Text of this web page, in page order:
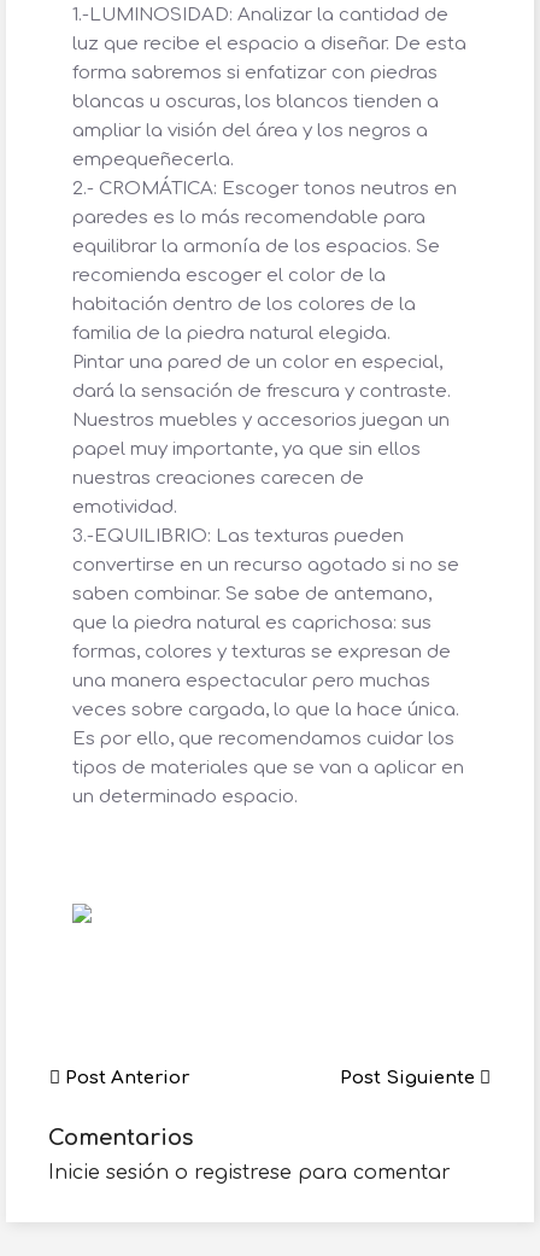
1.-LUMINOSIDAD: Analizar la cantidad de
luz que recibe el espacio a diseñar. De esta
forma sabremos si enfatizar con piedras
blancas u oscuras, los blancos tienden a
ampliar la visión del área y los negros a
empequeñecerla.
2.- CROMÁTICA: Escoger tonos neutros en
paredes es lo más recomendable para
equilibrar la armonía de los espacios. Se
recomienda escoger el color de la
habitación dentro de los colores de la
familia de la piedra natural elegida.
Pintar una pared de un color en especial,
dará la sensación de frescura y contraste.
Nuestros muebles y accesorios juegan un
papel muy importante, ya que sin ellos
nuestras creaciones carecen de
emotividad.
3.-EQUILIBRIO: Las texturas pueden
convertirse en un recurso agotado si no se
saben combinar. Se sabe de antemano,
que la piedra natural es caprichosa: sus
formas, colores y texturas se expresan de
una manera espectacular pero muchas
veces sobre cargada, lo que la hace única.
Es por ello, que recomendamos cuidar los
tipos de materiales que se van a aplicar en
un determinado espacio.
Post Anterior Post Siguiente
Comentarios
Inicie sesión o registrese para comentar